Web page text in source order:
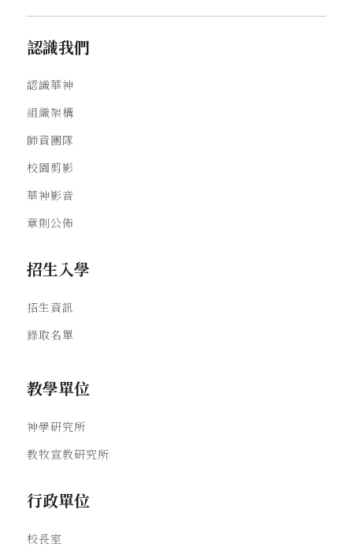
認識我們
認識華神
組織架構
師資團隊
校園剪影
華神影音
章則公佈
招生入學
招生資訊
錄取名單
教學單位
神學研究所
教牧宣教研究所
行政單位
校長室